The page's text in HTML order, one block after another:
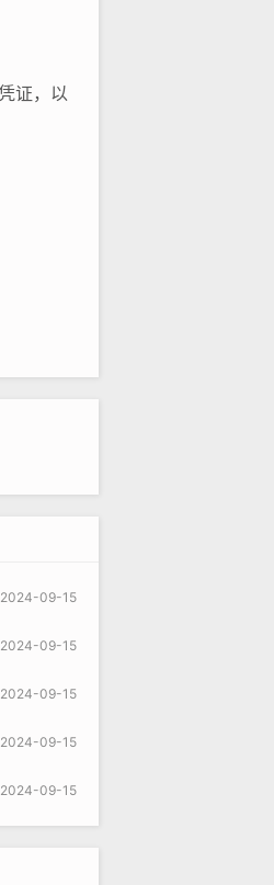
证，以
2024-09-15
2024-09-15
2024-09-15
2024-09-15
2024-09-15